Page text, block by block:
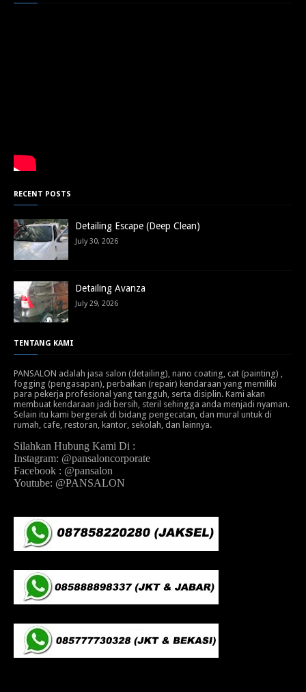
RECENT POSTS
Detailing Escape (Deep Clean)
July 30, 2026
Detailing Avanza
July 29, 2026
TENTANG KAMI
PANSALON adalah jasa salon (detailing), nano coating, cat (painting) ,
fogging (pengasapan), perbaikan (repair) kendaraan yang memiliki
para pekerja profesional yang tangguh, serta disiplin. Kami akan
membuat kendaraan jadi bersih, steril sehingga anda menjadi nyaman.
Selain itu kami bergerak di bidang pengecatan, dan mural untuk di
rumah, cafe, restoran, kantor, sekolah, dan lainnya.
Silahkan Hubung Kami Di :
Instagram: @pansaloncorporate
Facebook : @pansalon
Youtube: @PANSALON